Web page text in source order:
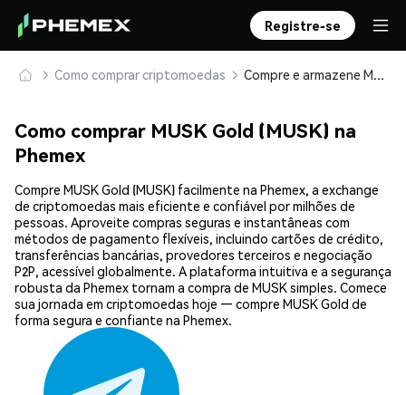
Registre-se
Como comprar criptomoedas Compre e armazene MUSK Gold (MUSK) com segurança
Como comprar MUSK Gold (MUSK) na
Phemex
Compre MUSK Gold (MUSK) facilmente na Phemex, a exchange
de criptomoedas mais eficiente e confiável por milhões de
pessoas. Aproveite compras seguras e instantâneas com
métodos de pagamento flexíveis, incluindo cartões de crédito,
transferências bancárias, provedores terceiros e negociação
P2P, acessível globalmente. A plataforma intuitiva e a segurança
robusta da Phemex tornam a compra de MUSK simples. Comece
sua jornada em criptomoedas hoje — compre MUSK Gold de
forma segura e confiante na Phemex.